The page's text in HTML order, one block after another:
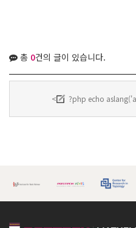
총 0건의 글이 있습니다.
< ?php echo